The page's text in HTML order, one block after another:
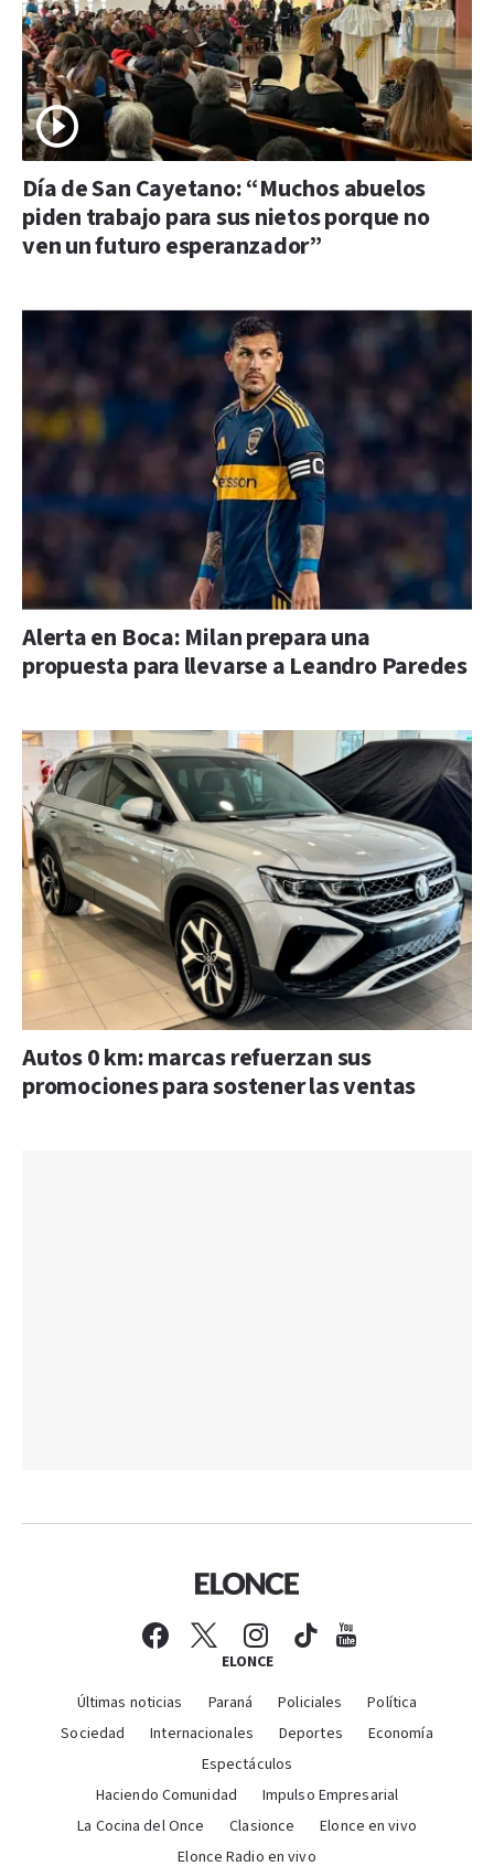
Día de San Cayetano: “Muchos abuelos
piden trabajo para sus nietos porque no
ven un futuro esperanzador”
Alerta en Boca: Milan prepara una
propuesta para llevarse a Leandro Paredes
Autos 0 km: marcas refuerzan sus
promociones para sostener las ventas
ELONCE
Últimas noticias Paraná Policiales
Política
Sociedad
Internacionales Deportes
Economía
Espectáculos
Haciendo Comunidad
Impulso Empresarial
La Cocina del Once
Clasionce
Elonce en vivo
Elonce Radio en vivo